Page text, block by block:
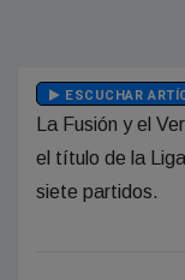
ESCUCHAR
La Fusión y el
el título de la
siete partidos.